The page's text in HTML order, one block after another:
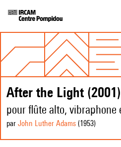
After the Light (2001)
pour flûte alto, vibraphone
par John Luther Adams (1953)